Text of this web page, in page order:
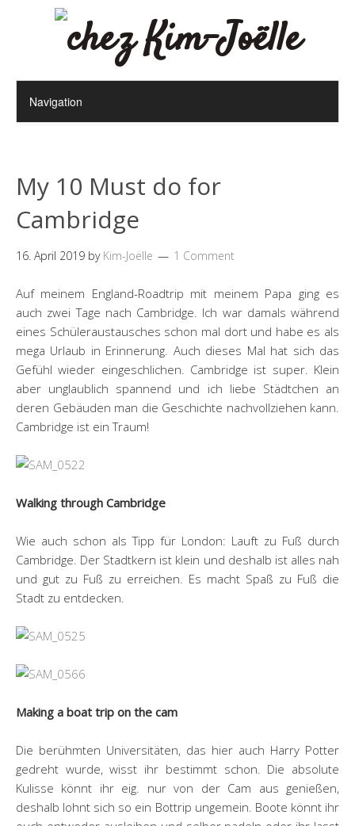
My 10 Must do for
Cambridge
16. April 2019 by Kim-Joëlle 1 Comment
Auf meinem England-Roadtrip mit meinem Papa ging es
auch zwei Tage nach Cambridge. Ich war damals während
eines Schüleraustausches schon mal dort und habe es als
mega Urlaub in Erinnerung. Auch dieses Mal hat sich das
Gefühl wieder eingeschlichen. Cambridge ist super. Klein
aber unglaublich spannend und ich liebe Städtchen an
deren Gebäuden man die Geschichte nachvollziehen kann.
Cambridge ist ein Traum!
Walking through Cambridge
Wie auch schon als Tipp für London: Lauft zu Fuß durch
Cambridge. Der Stadtkern ist klein und deshalb ist alles nah
und gut zu Fuß zu erreichen. Es macht Spaß zu Fuß die
Stadt zu entdecken.
Making a boat trip on the cam
Die berühmten Universitäten, das hier auch Harry Potter
gedreht wurde, wisst ihr bestimmt schon. Die absolute
Kulisse könnt ihr eig. nur von der Cam aus genießen,
deshalb lohnt sich so ein Bottrip ungemein. Boote könnt ihr